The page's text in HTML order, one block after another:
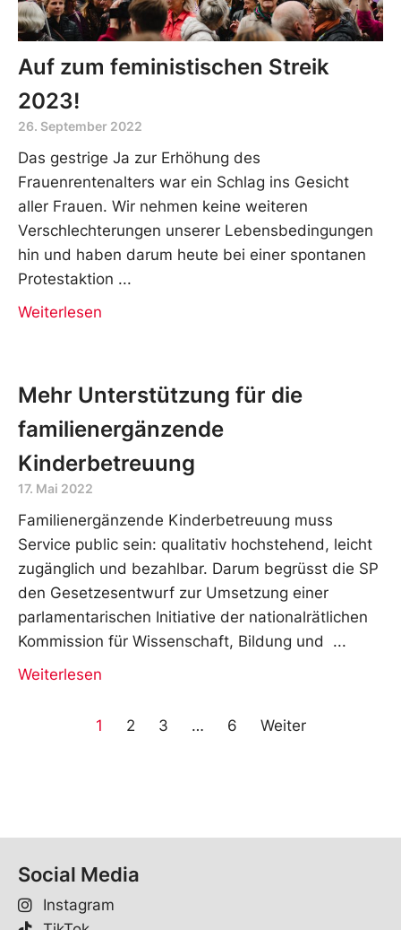
Auf zum feministischen Streik
2023!
26. September 2022
Das gestrige Ja zur Erhöhung des
Frauenrentenalters war ein Schlag ins Gesicht
aller Frauen. Wir nehmen keine weiteren
Verschlechterungen unserer Lebensbedingungen
hin und haben darum heute bei einer spontanen
Protestaktion
Weiterlesen
Mehr Unterstützung für die
familienergänzende
Kinderbetreuung
17. Mai 2022
Familienergänzende Kinderbetreuung muss
Service public sein: qualitativ hochstehend, leicht
zugänglich und bezahlbar. Darum begrüsst die SP
den Gesetzesentwurf zur Umsetzung einer
parlamentarischen Initiative der nationalrätlichen
Kommission für Wissenschaft, Bildung und
Weiterlesen
1 2 3 … 6 Weiter
Social Media
Instagram